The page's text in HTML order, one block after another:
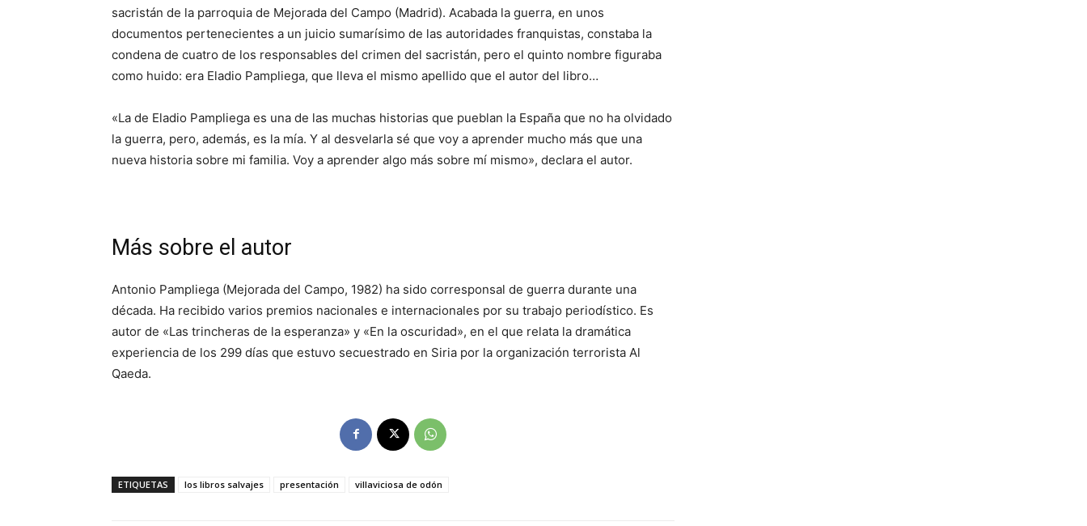
sacristán de la parroquia de Mejorada del Campo (Madrid). Acabada la guerra, en unos
documentos pertenecientes a un juicio sumarísimo de las autoridades franquistas, constaba la
condena de cuatro de los responsables del crimen del sacristán, pero el quinto nombre figuraba
como huido: era Eladio Pampliega, que lleva el mismo apellido que el autor del libro…
«La de Eladio Pampliega es una de las muchas historias que pueblan la España que no ha olvidado
la guerra, pero, además, es la mía. Y al desvelarla sé que voy a aprender mucho más que una
nueva historia sobre mi familia. Voy a aprender algo más sobre mí mismo», declara el autor.
Más sobre el autor
Antonio Pampliega (Mejorada del Campo, 1982) ha sido corresponsal de guerra durante una
década. Ha recibido varios premios nacionales e internacionales por su trabajo periodístico. Es
autor de «Las trincheras de la esperanza» y «En la oscuridad», en el que relata la dramática
experiencia de los 299 días que estuvo secuestrado en Siria por la organización terrorista Al
Qaeda.
ETIQUETAS los libros salvajes presentación villaviciosa de odón